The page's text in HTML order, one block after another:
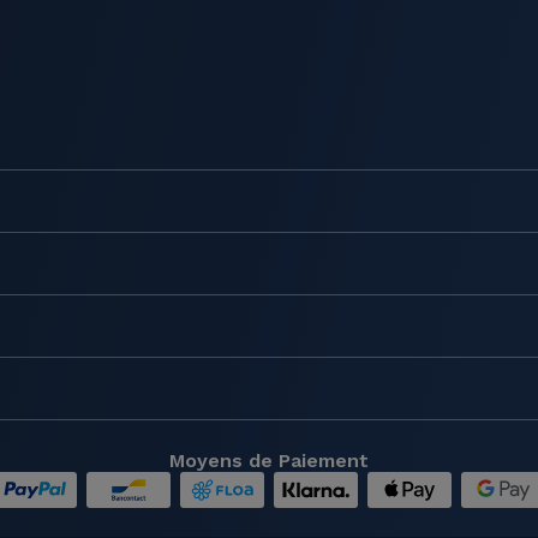
Moyens de Paiement